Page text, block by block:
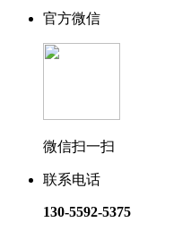
官方微信
微信扫一扫
联系电话
130-5592-5375